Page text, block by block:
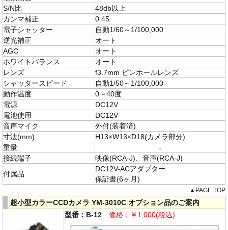
S/N比
48db以上
ガンマ補正
0.45
電子シャッター
自動1/60～1/100,000
逆光補正
オート
AGC
オート
ホワイトバランス
オート
レンズ
f3.7mm ピンホールレンズ
シャッタースピード
自動1/50～1/100,000
動作温度
0～40度
電源
DC12V
電池使用
DC12V
音声マイク
外付(装着済)
寸法(mm)
H13×W13×D18(カメラ部分)
重量
-
接続端子
映像(RCA-J)、音声(RCA-J)
付属品
DC12V-ACアダプター
保証書(6ヶ月)
▲PAGE TOP
超小型カラーCCDカメラ YM-3010C オプション品のご案内
型番：B-12 価格：￥1,000(税込)